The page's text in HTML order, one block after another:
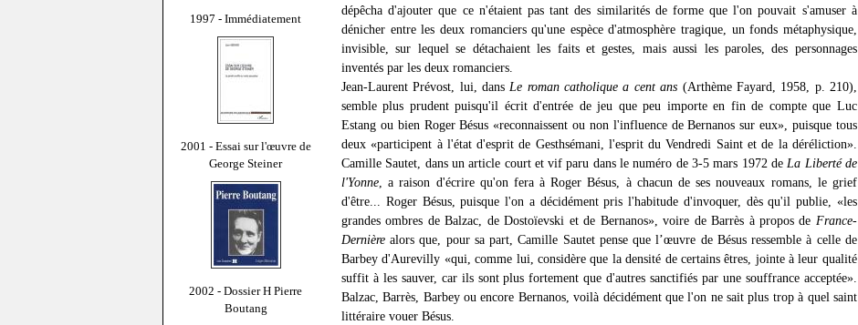
1997 - Immédiatement
2001 - Essai sur l'œuvre de
George Steiner
2002 - Dossier H Pierre
Boutang
dépêcha d'ajouter que ce n'étaient pas tant des similarités de forme que l'on pouvait s'amuser à
dénicher entre les deux romanciers qu'une espèce d'atmosphère tragique, un fonds métaphysique,
invisible, sur lequel se détachaient les faits et gestes, mais aussi les paroles, des personnages
inventés par les deux romanciers.
Jean-Laurent Prévost, lui, dans Le roman catholique a cent ans (Arthème Fayard, 1958, p. 210),
semble plus prudent puisqu'il écrit d'entrée de jeu que peu importe en fin de compte que Luc
Estang ou bien Roger Bésus «reconnaissent ou non l'influence de Bernanos sur eux», puisque tous
deux «participent à l'état d'esprit de Gesthsémani, l'esprit du Vendredi Saint et de la déréliction».
Camille Sautet, dans un article court et vif paru dans le numéro de 3-5 mars 1972 de La Liberté de
l'Yonne , a raison d'écrire qu'on fera à Roger Bésus, à chacun de ses nouveaux romans, le grief
d'être... Roger Bésus, puisque l'on a décidément pris l'habitude d'invoquer, dès qu'il publie, «les
grandes ombres de Balzac, de Dostoïevski et de Bernanos», voire de Barrès à propos de France-
Dernière alors que, pour sa part, Camille Sautet pense que l’œuvre de Bésus ressemble à celle de
Barbey d'Aurevilly «qui, comme lui, considère que la densité de certains êtres, jointe à leur qualité
suffit à les sauver, car ils sont plus fortement que d'autres sanctifiés par une souffrance acceptée».
Balzac, Barrès, Barbey ou encore Bernanos, voilà décidément que l'on ne sait plus trop à quel saint
littéraire vouer Bésus.